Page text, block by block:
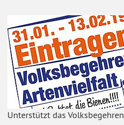
Unterstützt das Volksbegehren